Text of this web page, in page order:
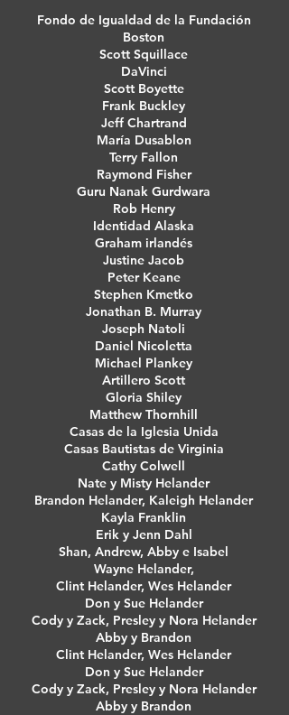
Fondo de Igualdad de la Fundación
Boston
Scott Squillace
DaVinci
Scott Boyette
Frank Buckley
Jeff Chartrand
María Dusablon
Terry Fallon
Raymond Fisher
Guru Nanak Gurdwara
Rob Henry
Identidad Alaska
Graham irlandés
Justine Jacob
Peter Keane
Stephen Kmetko
Jonathan B. Murray
Joseph Natoli
Daniel Nicoletta
Michael Plankey
Artillero Scott
Gloria Shiley
Matthew Thornhill
Casas de la Iglesia Unida
Casas Bautistas de Virginia
Cathy Colwell
Nate y Misty Helander
Brandon Helander, Kaleigh Helander
Kayla Franklin
Erik y Jenn Dahl
Shan, Andrew, Abby e Isabel
Wayne Helander,
Clint Helander, Wes Helander
Don y Sue Helander
Cody y Zack, Presley y Nora Helander
Abby y Brandon
Clint Helander, Wes Helander
Don y Sue Helander
Cody y Zack, Presley y Nora Helander
Abby y Brandon